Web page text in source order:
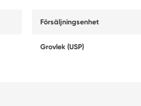
Försäljningsenhet
Grovlek (USP)